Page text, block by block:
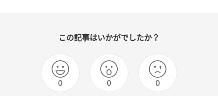
この記事はいかがでしたか？
0 0 0